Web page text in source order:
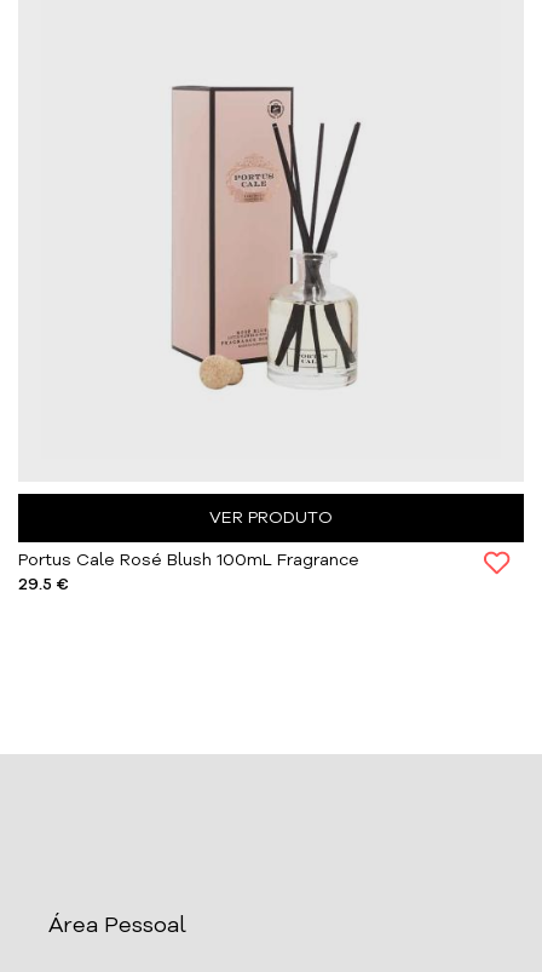
VER PRODUTO
Portus Cale Rosé Blush 100mL Fragrance
29.5 €
Área Pessoal